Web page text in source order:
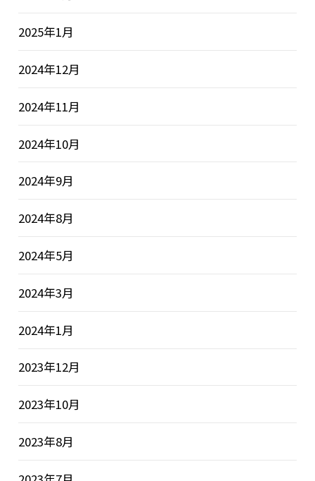
2025年1月
2024年12月
2024年11月
2024年10月
2024年9月
2024年8月
2024年5月
2024年3月
2024年1月
2023年12月
2023年10月
2023年8月